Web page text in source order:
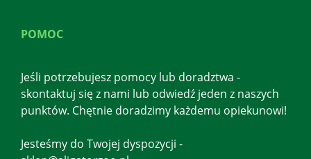
POMOC
Jeśli potrzebujesz pomocy lub doradztwa -
skontaktuj się z nami lub odwiedź jeden z naszych
punktów. Chętnie doradzimy każdemu opiekunowi!
Jesteśmy do Twojej dyspozycji -